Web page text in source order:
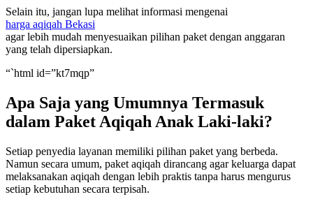
Selain itu, jangan lupa melihat informasi mengenai
harga aqiqah Bekasi
agar lebih mudah menyesuaikan pilihan paket dengan anggaran
yang telah dipersiapkan.
“`html id=”kt7mqp”
Apa Saja yang Umumnya Termasuk
dalam Paket Aqiqah Anak Laki-laki?
Setiap penyedia layanan memiliki pilihan paket yang berbeda.
Namun secara umum, paket aqiqah dirancang agar keluarga dapat
melaksanakan aqiqah dengan lebih praktis tanpa harus mengurus
setiap kebutuhan secara terpisah.